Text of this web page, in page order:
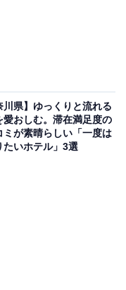
全ての客室から東伊
す。展望大浴場
）」では、海へ
す。食事は稲取漁
をはじめとする新
川県】ゆっくりと流れる
愛おしむ。滞在満足度の
ミが素晴らしい「一度は
たいホテル」3選